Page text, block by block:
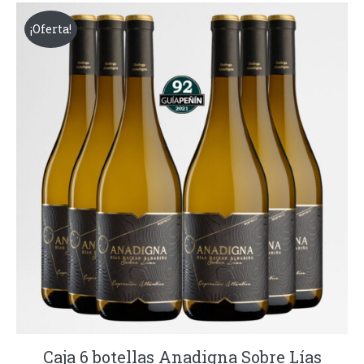
32,00€.
¡Oferta!
Caja 6 botellas Anadigna Sobre Lías